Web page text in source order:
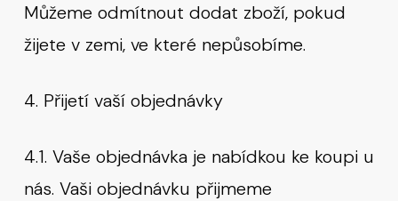
Můžeme odmítnout dodat zboží, pokud
žijete v zemi, ve které nepůsobíme.
4. Přijetí vaší objednávky
4.1. Vaše objednávka je nabídkou ke koupi u
nás. Vaši objednávku přijmeme